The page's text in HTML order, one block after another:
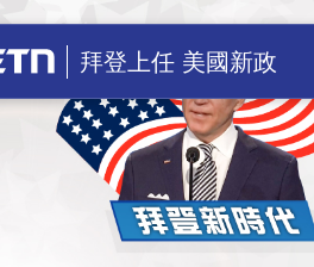
上任！川普成立
拜登上任 美國新政